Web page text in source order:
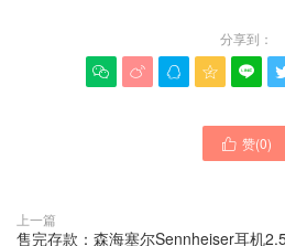
分享到：
    
 赞(0)
上一篇
售完存款：森海塞尔Sennheiser耳机